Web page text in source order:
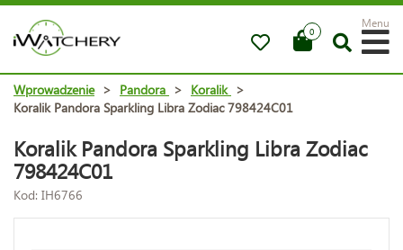
0
Menu
Wprowadzenie > Pandora > Koralik >
Koralik Pandora Sparkling Libra Zodiac 798424C01
Koralik Pandora Sparkling Libra Zodiac
798424C01
Kod: IH6766